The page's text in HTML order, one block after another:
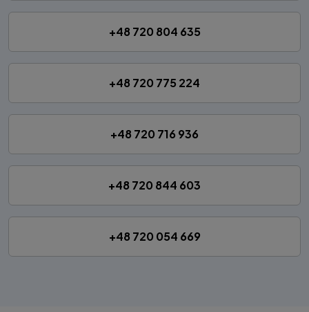
+48 720 804 635
+48 720 775 224
+48 720 716 936
+48 720 844 603
+48 720 054 669